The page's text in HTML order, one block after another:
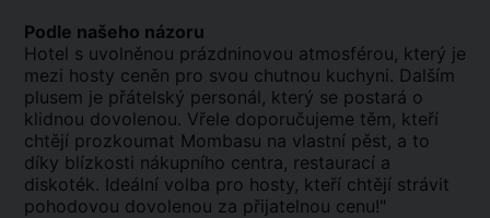
Podle našeho názoru
Hotel s uvolněnou prázdninovou atmosférou, který je
mezi hosty ceněn pro svou chutnou kuchyni. Dalším
plusem je přátelský personál, který se postará o
klidnou dovolenou. Vřele doporučujeme těm, kteří
chtějí prozkoumat Mombasu na vlastní pěst, a to
díky blízkosti nákupního centra, restaurací a
diskoték. Ideální volba pro hosty, kteří chtějí strávit
pohodovou dovolenou za přijatelnou cenu!"